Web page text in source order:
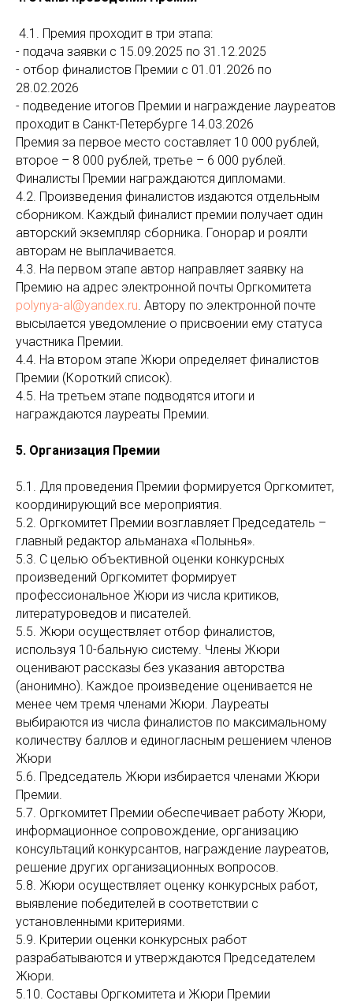
4.1. Премия проходит в три этапа:
- подача заявки с 15.09.2025 по 31.12.2025
- отбор финалистов Премии с 01.01.2026 по
28.02.2026
- подведение итогов Премии и награждение лауреатов
проходит в Санкт-Петербурге 14.03.2026
Премия за первое место составляет 10 000 рублей,
второе – 8 000 рублей, третье – 6 000 рублей.
Финалисты Премии награждаются дипломами.
4.2. Произведения финалистов издаются отдельным
сборником. Каждый финалист премии получает один
авторский экземпляр сборника. Гонорар и роялти
авторам не выплачивается.
4.3. На первом этапе автор направляет заявку на
Премию на адрес электронной почты Оргкомитета
polynya-al@yandex.ru. Автору по электронной почте
высылается уведомление о присвоении ему статуса
участника Премии.
4.4. На втором этапе Жюри определяет финалистов
Премии (Короткий список).
4.5. На третьем этапе подводятся итоги и
награждаются лауреаты Премии.
5. Организация Премии
5.1. Для проведения Премии формируется Оргкомитет,
координирующий все мероприятия.
5.2. Оргкомитет Премии возглавляет Председатель –
главный редактор альманаха «Полынья».
5.3. С целью объективной оценки конкурсных
произведений Оргкомитет формирует
профессиональное Жюри из числа критиков,
литературоведов и писателей.
5.5. Жюри осуществляет отбор финалистов,
используя 10-бальную систему. Члены Жюри
оценивают рассказы без указания авторства
(анонимно). Каждое произведение оценивается не
менее чем тремя членами Жюри. Лауреаты
выбираются из числа финалистов по максимальному
количеству баллов и единогласным решением членов
Жюри
5.6. Председатель Жюри избирается членами Жюри
Премии.
5.7. Оргкомитет Премии обеспечивает работу Жюри,
информационное сопровождение, организацию
консультаций конкурсантов, награждение лауреатов,
решение других организационных вопросов.
5.8. Жюри осуществляет оценку конкурсных работ,
выявление победителей в соответствии с
установленными критериями.
5.9. Критерии оценки конкурсных работ
разрабатываются и утверждаются Председателем
Жюри.
5.10. Составы Оргкомитета и Жюри Премии